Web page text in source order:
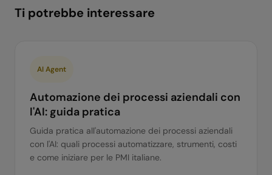
Ti potrebbe interessare
AI Agent
Automazione dei processi aziendali con
l'AI: guida pratica
Guida pratica all'automazione dei processi aziendali
con l'AI: quali processi automatizzare, strumenti, costi
e come iniziare per le PMI italiane.